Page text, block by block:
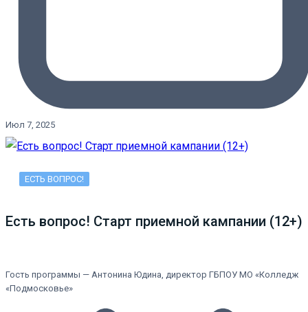
Июл 7, 2025
ЕСТЬ ВОПРОС!
Есть вопрос! Старт приемной кампании (12+)
Гость программы — Антонина Юдина, директор ГБПОУ МО «Колледж
«Подмосковье»